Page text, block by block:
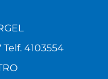
4103554
Telf. 2824000